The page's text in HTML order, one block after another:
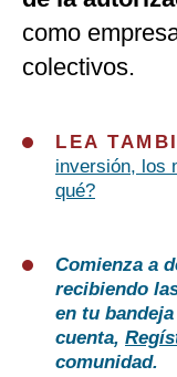
como
colectivos.
LEA
inversión, los
qué?
Comienza a
recibiendo
en tu bandeja
cuenta,
comunidad.